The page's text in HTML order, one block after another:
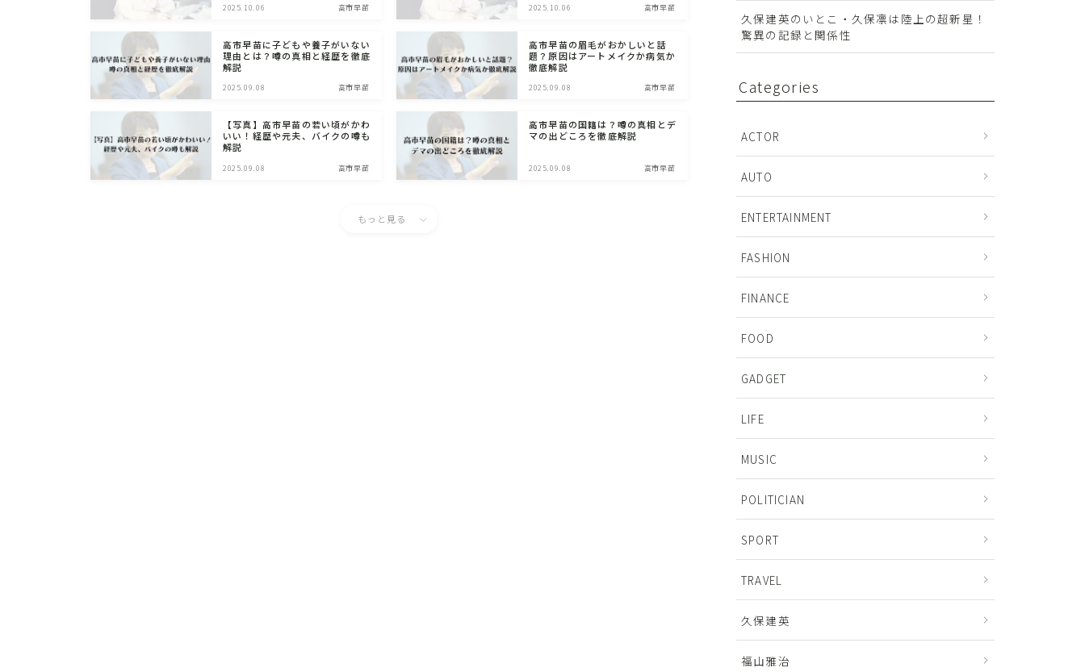
2025.10.06 高市早苗 2025.10.06 高市早苗
高市早苗に子どもや養子がいない
理由とは？噂の真相と経歴を徹底
解説
2025.09.08 高市早苗
高市早苗の眉毛がおかしいと話
題？原因はアートメイクか病気か
徹底解説
2025.09.08 高市早苗
【写真】高市早苗の若い頃がかわ
いい！経歴や元夫、バイクの噂も
解説
2025.09.08 高市早苗
高市早苗の国籍は？噂の真相とデ
マの出どころを徹底解説
2025.09.08 高市早苗
もっと見る
久保建英のいとこ・久保凛は陸上の超新星！
驚異の記録と関係性
Categories
ACTOR
AUTO
ENTERTAINMENT
FASHION
FINANCE
FOOD
GADGET
LIFE
MUSIC
POLITICIAN
SPORT
TRAVEL
久保建英
福山雅治